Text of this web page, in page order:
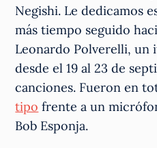
Negishi. Le dedicamos
más tiempo seguido
Leonardo Polverelli, un
desde el 19 al 23 de
canciones. Fueron en
tipo frente a un
Bob Esponja.